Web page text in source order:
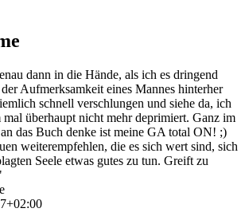
dann in die Hände, als ich es dringend
Aufmerksamkeit eines Mannes hinterher
schnell verschlungen und siehe da, ich
überhaupt nicht mehr deprimiert. Ganz im
das Buch denke ist meine GA total ON! ;)
weiterempfehlen, die es sich wert sind, sich
Seele etwas gutes zu tun. Greift zu